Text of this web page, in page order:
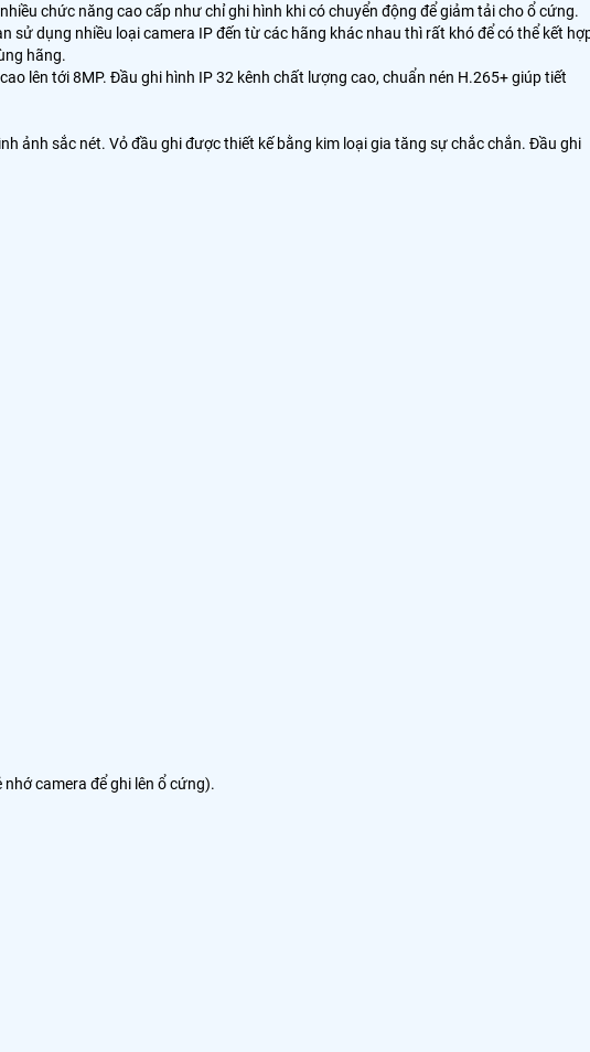
chức năng cao cấp như chỉ ghi hình khi có chuyển động để giảm tải cho ổ cứng.
sử dụng nhiều loại camera IP đến từ các hãng khác nhau thì rất khó để có thể kết
hãng.
lên tới 8MP. Đầu ghi hình IP 32 kênh chất lượng cao, chuẩn nén H.265+ giúp tiết
ảnh sắc nét. Vỏ đầu ghi được thiết kế bằng kim loại gia tăng sự chắc chắn. Đầu ghi
camera để ghi lên ổ cứng).